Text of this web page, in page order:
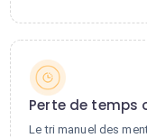
Perte de temps
Le tri manuel des